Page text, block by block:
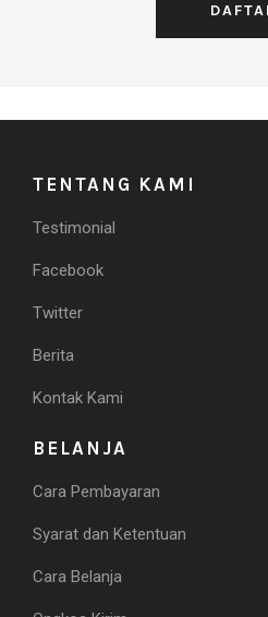
TENTANG KAMI
Testimonial
Facebook
Twitter
Berita
Kontak Kami
BELANJA
Cara Pembayaran
Syarat dan Ketentuan
Cara Belanja